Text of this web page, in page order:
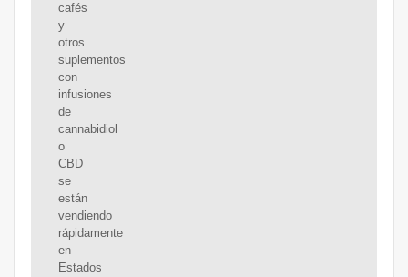
cafés
y
otros
suplementos
con
infusiones
de
cannabidiol
o
CBD
se
están
vendiendo
rápidamente
en
Estados